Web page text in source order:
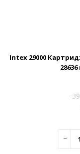
Intex 29000
−